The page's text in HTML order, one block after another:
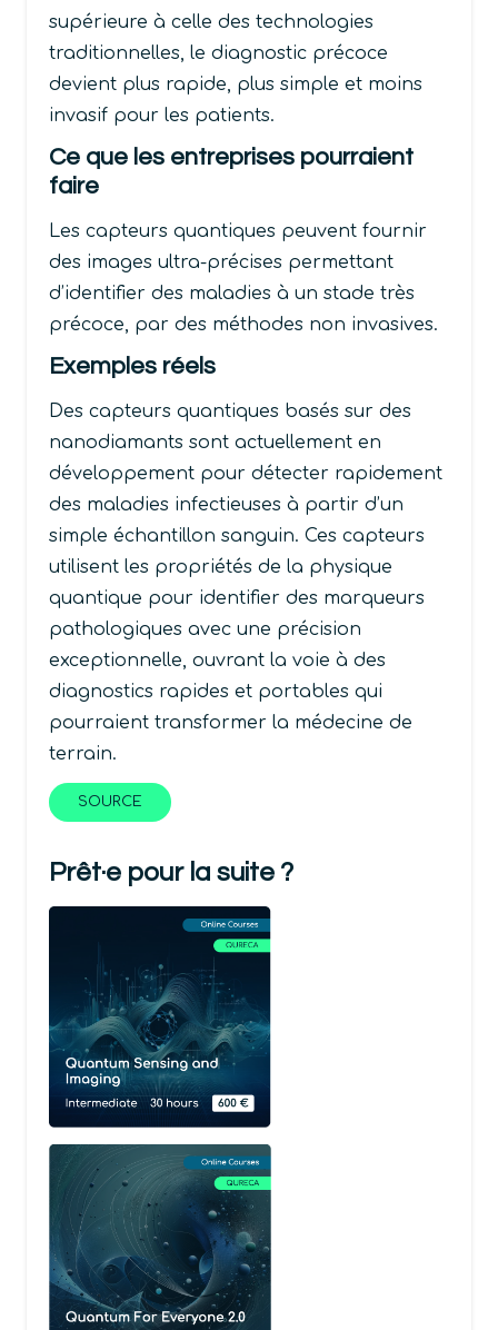
supérieure à celle des technologies
traditionnelles, le diagnostic précoce
devient plus rapide, plus simple et moins
invasif pour les patients.
Ce que les entreprises pourraient
faire
Les capteurs quantiques peuvent fournir
des images ultra-précises permettant
d’identifier des maladies à un stade très
précoce, par des méthodes non invasives.
Exemples réels
Des capteurs quantiques basés sur des
nanodiamants sont actuellement en
développement pour détecter rapidement
des maladies infectieuses à partir d’un
simple échantillon sanguin. Ces capteurs
utilisent les propriétés de la physique
quantique pour identifier des marqueurs
pathologiques avec une précision
exceptionnelle, ouvrant la voie à des
diagnostics rapides et portables qui
pourraient transformer la médecine de
terrain.
SOURCE
Prêt·e pour la suite ?